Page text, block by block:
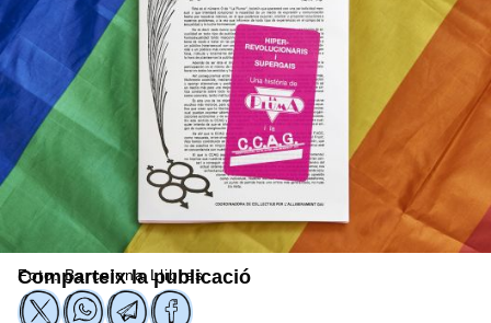
Foto: Barcelona Llibres
Comparteix la publicació